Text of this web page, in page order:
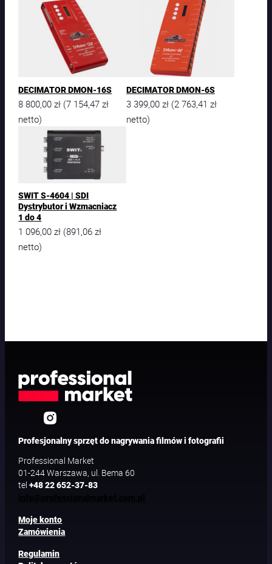
D
M
DECIMATOR DMON-16S
8 800,00zł (7 154,47zł
netto)
DECIMATOR DMON-6S
3 399,00 zł (2 763,41 zł
netto)
SWIT S-4604 | SDI
Dystrybutor i Wzmacniacz
1 do 4
1 096,00zł (891,06zł
netto)
Profesjonalny sprzęt do nagrywania filmów i fotografii
Professional Market
01-244 Warszawa, ul. Bema 60
tel+48 22 652-37-83
Moje konto
Zamówienia
Regulamin